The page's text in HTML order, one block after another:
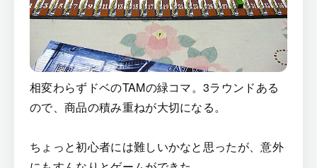
相変わらずドベのTAMの緑コマ。3ラウンドある
ので、商品の積み重ねが大切になる。
ちょっと初心者には難しいかなと思ったが、意外